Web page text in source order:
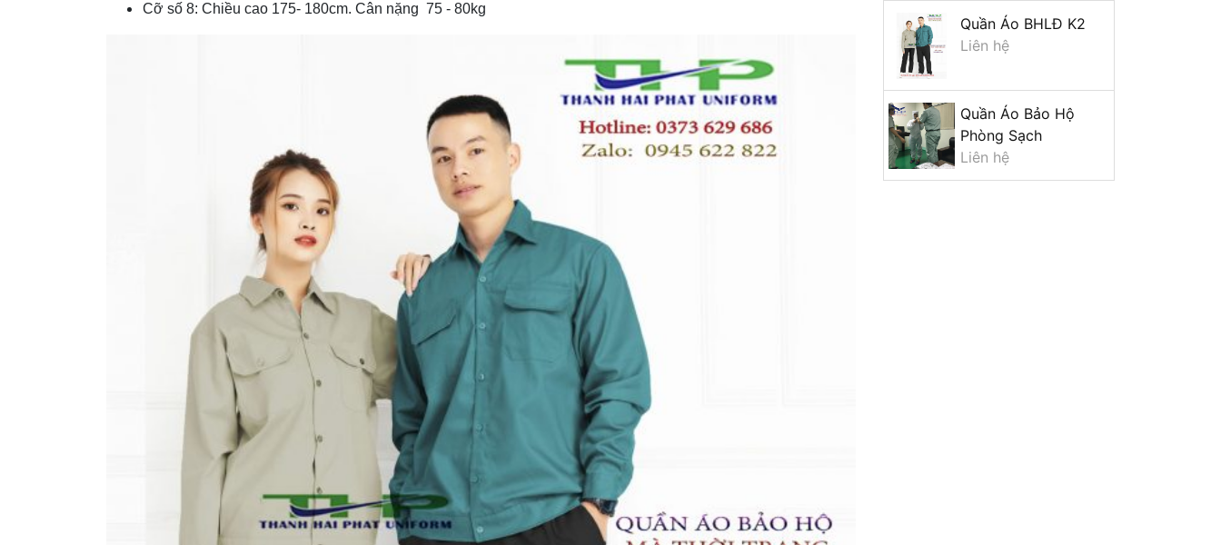
Cỡ số 8: Chiều cao 175- 180cm. Cân nặng 75 - 80kg
Quần Áo BHLĐ K2
Liên hệ
Quần Áo Bảo Hộ
Phòng Sạch
Liên hệ